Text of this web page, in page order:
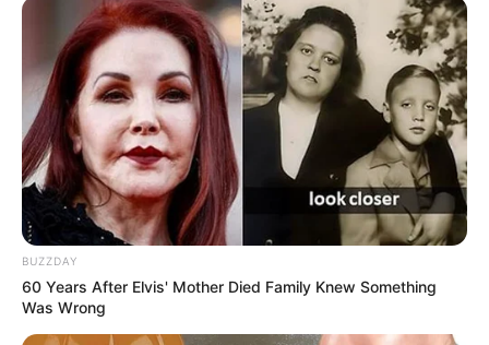
BUZZDAY
60 Years After Elvis' Mother Died Family Knew Something
Was Wrong